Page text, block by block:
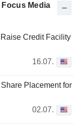
Media
Credit Facility
16.07.
Placement for
02.07.